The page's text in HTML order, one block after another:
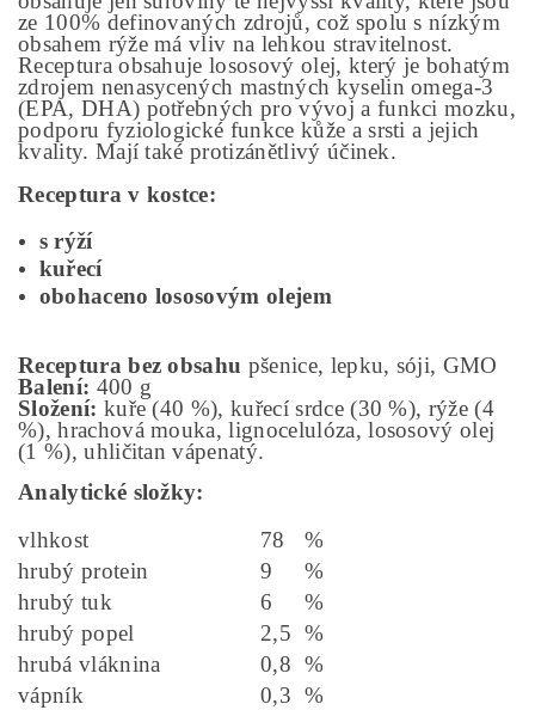
ze 100% definovaných zdrojů, což spolu s nízkým
obsahem rýže má vliv na lehkou stravitelnost.
Receptura obsahuje lososový olej, který je bohatým
zdrojem nenasycených mastných kyselin omega-3
(EPA, DHA) potřebných pro vývoj a funkci mozku,
podporu fyziologické funkce kůže a srsti a jejich
kvality. Mají také protizánětlivý účinek.
Receptura v kostce:
s rýží
kuřecí
obohaceno lososovým olejem
Receptura bez obsahu pšenice, lepku, sóji, GMO
Balení: 400 g
Složení: kuře (40 %), kuřecí srdce (30 %), rýže (4
%), hrachová mouka, lignocelulóza, lososový olej
(1 %), uhličitan vápenatý.
Analytické složky:
vlhkost
78
%
hrubý protein
9
%
hrubý tuk
6
%
hrubý popel
2,5 %
hrubá vláknina
0,8 %
vápník
0,3 %